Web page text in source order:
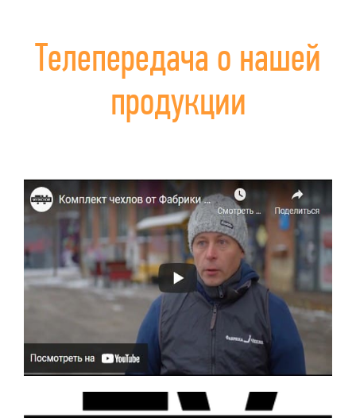
Телепередача о нашей
продукции